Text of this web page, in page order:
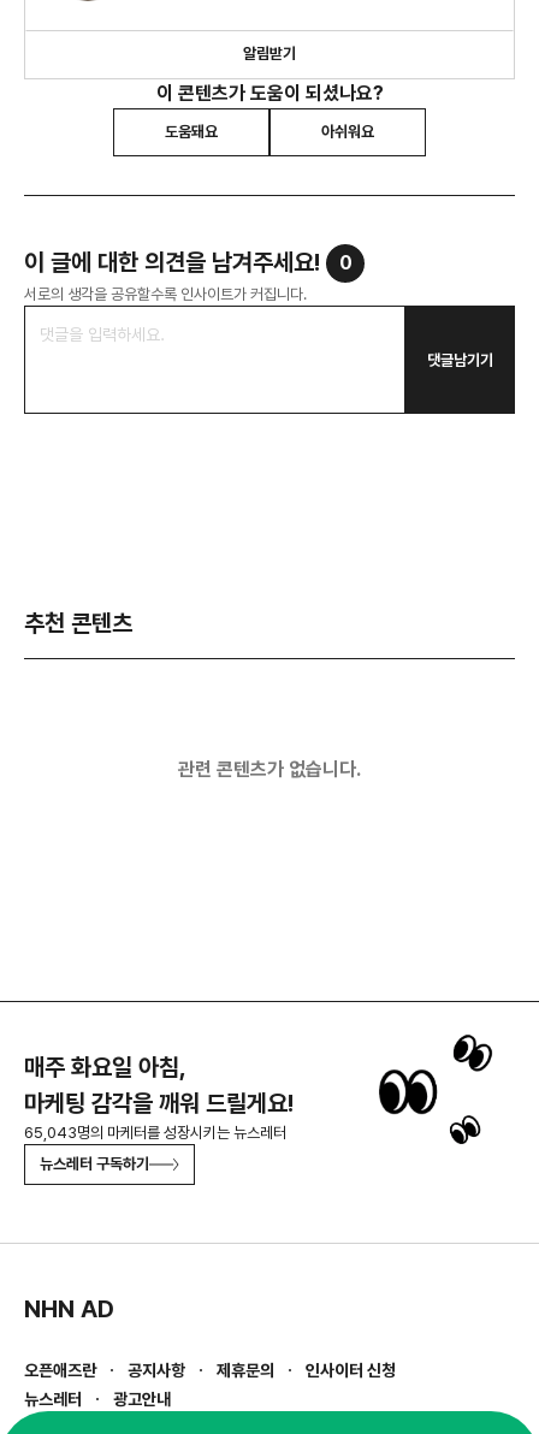
알림받기
이 콘텐츠가 도움이 되셨나요?
도움돼요 아쉬워요
이 글에 대한 의견을 남겨주세요! 0
서로의 생각을 공유할수록 인사이트가 커집니다.
댓글남기기
추천 콘텐츠
관련 콘텐츠가 없습니다.
매주 화요일 아침,
마케팅 감각을 깨워 드릴게요!
65,043명의 마케터를 성장시키는 뉴스레터
뉴스레터 구독하기
NHN AD
오픈애즈란 공지사항 제휴문의
인사이터 신청
뉴스레터
광고안내